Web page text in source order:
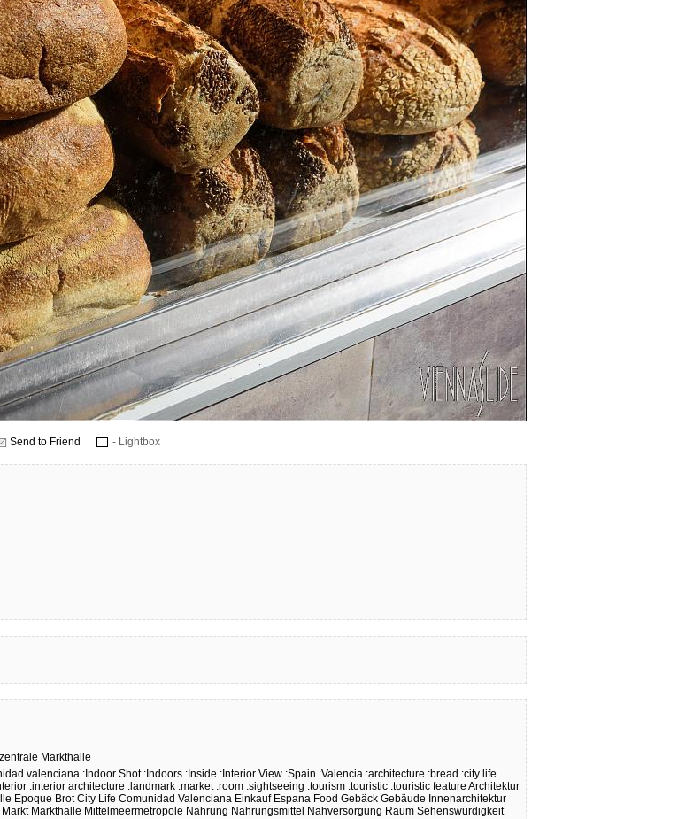
Send to Friend - Lightbox
zentrale Markthalle
valenciana :Indoor Shot :Indoors :Inside :Interior View :Spain :Valencia :architecture :bread :city life
:interior architecture :landmark :market :room :sightseeing :tourism :touristic :touristic feature Architektur
Epoque Brot City Life Comunidad Valenciana Einkauf Espana Food Gebäck Gebäude Innenarchitektur
Markt Markthalle Mittelmeermetropole Nahrung Nahrungsmittel Nahversorgung Raum Sehenswürdigkeit